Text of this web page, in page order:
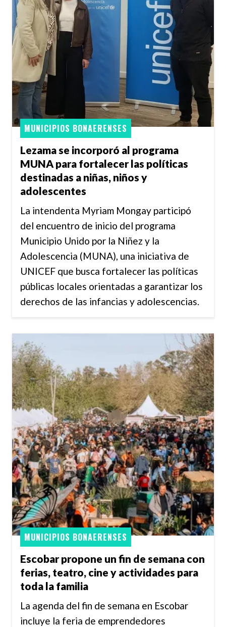
Lezama se incorporó al programa
MUNA para fortalecer las políticas
destinadas a niñas, niños y
adolescentes
MUNICIPIOS BONAERENSES
La intendenta Myriam Mongay participó
del encuentro de inicio del programa
Municipio Unido por la Niñez y la
Adolescencia (MUNA), una iniciativa de
UNICEF que busca fortalecer las políticas
públicas locales orientadas a garantizar los
derechos de las infancias y adolescencias.
Escobar propone un fin de semana con
ferias, teatro, cine y actividades para
toda la familia
MUNICIPIOS BONAERENSES
La agenda del fin de semana en Escobar
incluye la feria de emprendedores